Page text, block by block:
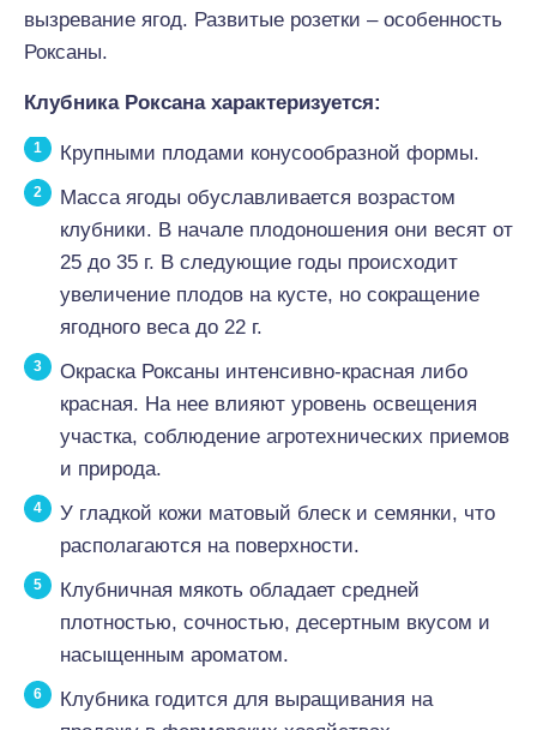
вызревание ягод. Развитые розетки – особенность
Роксаны.
Клубника Роксана характеризуется:
Крупными плодами конусообразной формы.
Масса ягоды обуславливается возрастом
клубники. В начале плодоношения они весят от
25 до 35 г. В следующие годы происходит
увеличение плодов на кусте, но сокращение
ягодного веса до 22 г.
Окраска Роксаны интенсивно-красная либо
красная. На нее влияют уровень освещения
участка, соблюдение агротехнических приемов
и природа.
У гладкой кожи матовый блеск и семянки, что
располагаются на поверхности.
Клубничная мякоть обладает средней
плотностью, сочностью, десертным вкусом и
насыщенным ароматом.
Клубника годится для выращивания на